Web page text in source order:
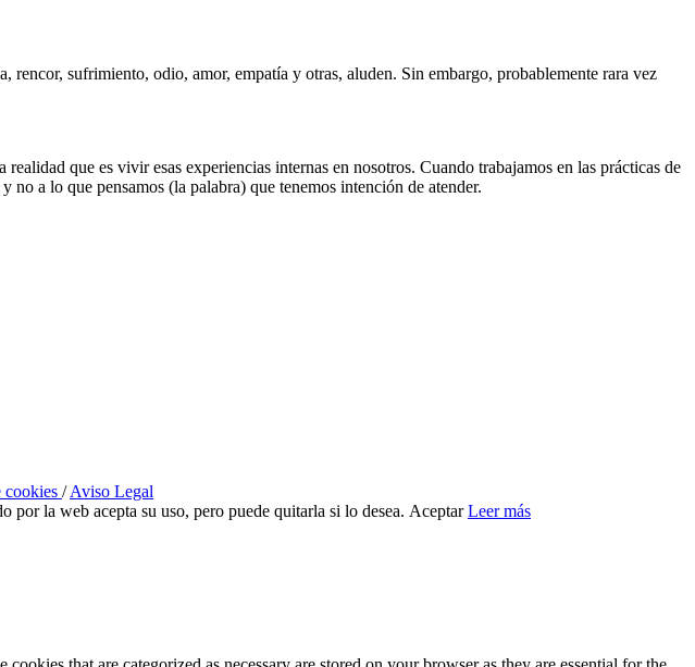
sufrimiento, odio, amor, empatía y otras, aluden. Sin embargo, probablemente rara vez
que es vivir esas experiencias internas en nosotros. Cuando trabajamos en las prácticas de
a lo que pensamos (la palabra) que tenemos intención de atender.
cookies /Aviso Legal
la web acepta su uso, pero puede quitarla si lo desea. Aceptar Leer más